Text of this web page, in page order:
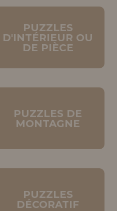
PUZZLES
D'INTÉRIEUR OU
DE PIÈCE
PUZZLES DE
MONTAGNE
PUZZLES
DÉCORATIF